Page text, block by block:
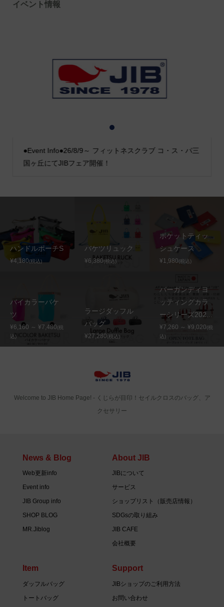
イベント情報
●Event Info●26/8/9～ フィットネスクラブ コ・ス・パ三
国ヶ丘にてJIBフェア開催！
2
ハンドルポーチS
¥4,180(税込)
バケツリュック
¥6,380(税込)
ポケットティッ
シュケース
¥1,980(税込)
バイカラーバケ
ツ
¥6,160 ～ ¥7,480(税
込)
ラージダッフル
バッグ
¥27,280(税込)
バーガンディヨ
ッティングカラ
ーシリーズ202...
¥7,260 ～ ¥9,020(税
込)
Welcome to JIB Home Page! ‐ くじらが目印！セイルクロスのバッグ、ア
クセサリー
News & Blog
Web更新info
Event info
JIB Group info
SHOP BLOG
MR.Jiblog
About JIB
JIBについて
サービス
ショップリスト（販売店情報）
SDGsの取り組み
JIB CAFE
会社概要
Item
ダッフルバッグ
トートバッグ
Support
JIBショップのご利用方法
お問い合わせ